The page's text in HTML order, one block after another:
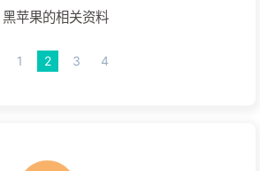
黑苹果的相关资料
1 2 3 4